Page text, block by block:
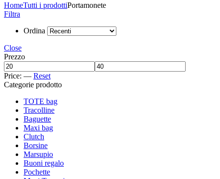
HomeTutti i prodottiPortamonete
Filtra
Ordina
Close
Prezzo
Price: — Reset
Categorie prodotto
TOTE bag
Tracolline
Baguette
Maxi bag
Clutch
Borsine
Marsupio
Buoni regalo
Pochette